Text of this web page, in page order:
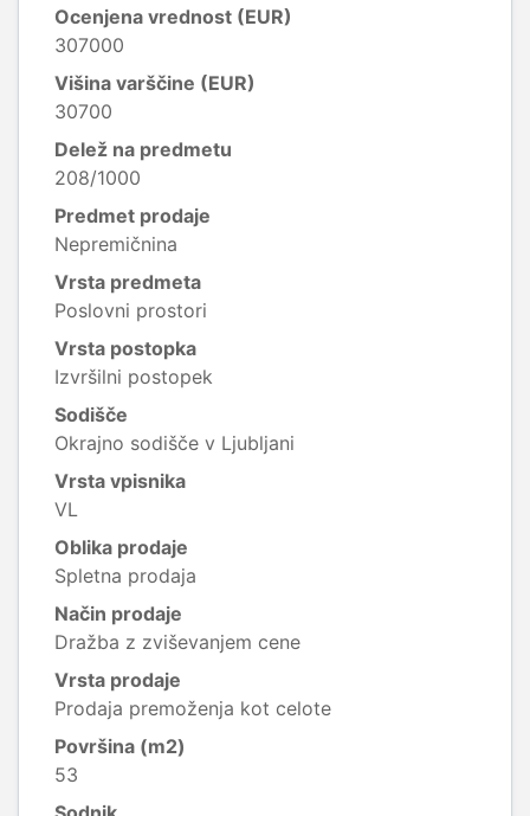
Ocenjena vrednost (EUR)
307000
Višina varščine (EUR)
30700
Delež na predmetu
208/1000
Predmet prodaje
Nepremičnina
Vrsta predmeta
Poslovni prostori
Vrsta postopka
Izvršilni postopek
Sodišče
Okrajno sodišče v Ljubljani
Vrsta vpisnika
VL
Oblika prodaje
Spletna prodaja
Način prodaje
Dražba z zviševanjem cene
Vrsta prodaje
Prodaja premoženja kot celote
Površina (m2)
53